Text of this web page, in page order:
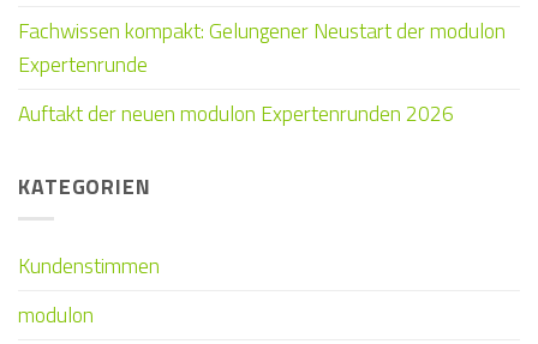
Fachwissen kompakt: Gelungener Neustart der modulon
Expertenrunde
Auftakt der neuen modulon Expertenrunden 2026
KATEGORIEN
Kundenstimmen
modulon